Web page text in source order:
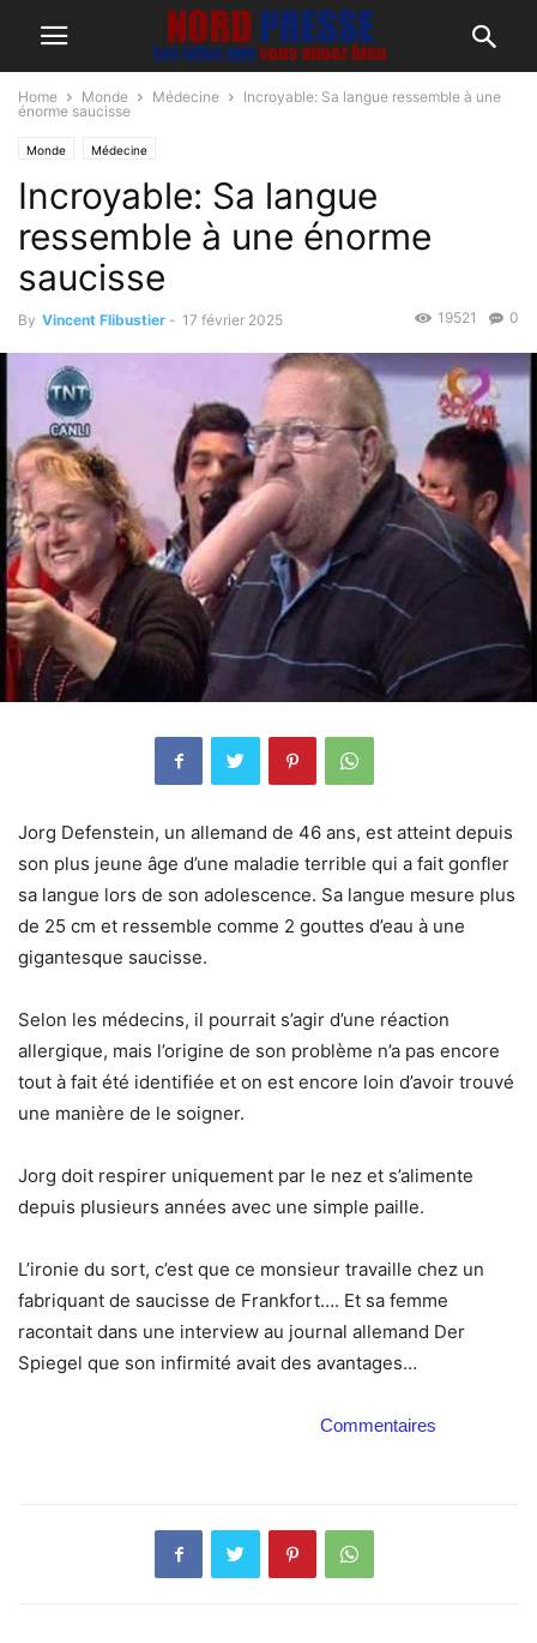
Home Monde Médecine
Incroyable: Sa langue ressemble à une
énorme saucisse
Monde Médecine
Incroyable: Sa langue
ressemble à une énorme
saucisse
By Vincent Flibustier - 17 février 2025 0
19521
Jorg Defenstein, un allemand de 46 ans, est atteint depuis
son plus jeune âge d’une maladie terrible qui a fait gonfler
sa langue lors de son adolescence. Sa langue mesure plus
de 25 cm et ressemble comme 2 gouttes d’eau à une
gigantesque saucisse.
Selon les médecins, il pourrait s’agir d’une réaction
allergique, mais l’origine de son problème n’a pas encore
tout à fait été identifiée et on est encore loin d’avoir trouvé
une manière de le soigner.
Jorg doit respirer uniquement par le nez et s’alimente
depuis plusieurs années avec une simple paille.
L’ironie du sort, c’est que ce monsieur travaille chez un
fabriquant de saucisse de Frankfort…. Et sa femme
racontait dans une interview au journal allemand Der
Spiegel que son infirmité avait des avantages…
Commentaires